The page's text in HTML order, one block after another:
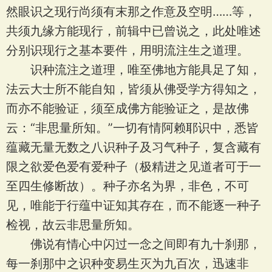
然眼识之现行尚须有末那之作意及空明……等，
共须九缘方能现行，前辑中已曾说之，此处唯述
分别识现行之基本要件，用明流注生之道理。
识种流注之道理，唯至佛地方能具足了知，
法云大士所不能自知，皆须从佛受学方得知之，
而亦不能验证，须至成佛方能验证之，是故佛
云：“非思量所知。”一切有情阿赖耶识中，悉皆
蕴藏无量无数之八识种子及习气种子，复含藏有
限之欲爱色爱有爱种子（极精进之见道者可于一
至四生修断故）。种子亦名为界，非色，不可
见，唯能于行蕴中证知其存在，而不能逐一种子
检视，故云非思量所知。
佛说有情心中闪过一念之间即有九十刹那，
每一刹那中之识种变易生灭为九百次，迅速非